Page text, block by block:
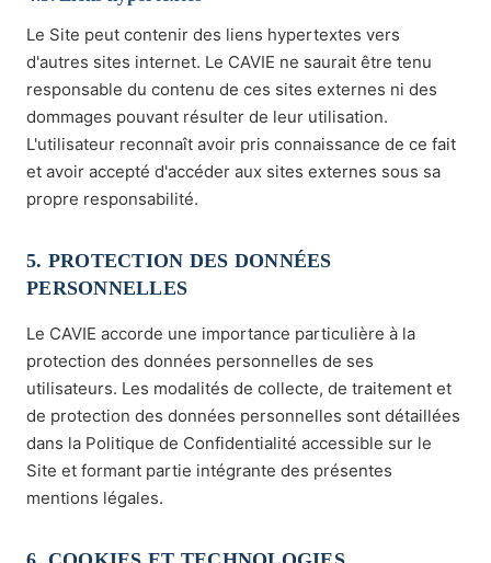
Le Site peut contenir des liens hypertextes vers
d'autres sites internet. Le CAVIE ne saurait être tenu
responsable du contenu de ces sites externes ni des
dommages pouvant résulter de leur utilisation.
L'utilisateur reconnaît avoir pris connaissance de ce fait
et avoir accepté d'accéder aux sites externes sous sa
propre responsabilité.
5. PROTECTION DES DONNÉES
PERSONNELLES
Le CAVIE accorde une importance particulière à la
protection des données personnelles de ses
utilisateurs. Les modalités de collecte, de traitement et
de protection des données personnelles sont détaillées
dans la Politique de Confidentialité accessible sur le
Site et formant partie intégrante des présentes
mentions légales.